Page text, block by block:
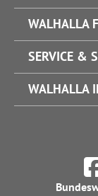
WALHALLA
SERVICE &
WALHALLA